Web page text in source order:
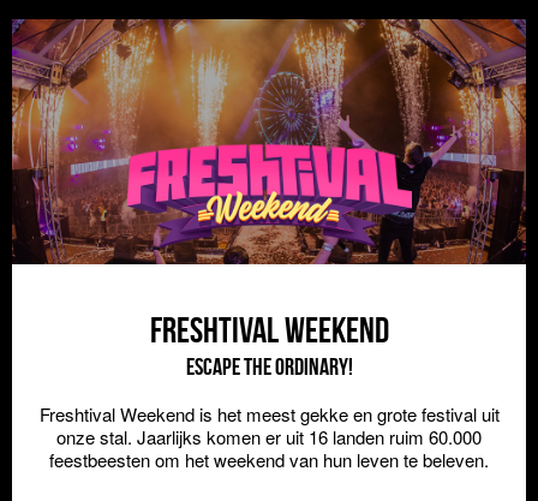
Freshtival Weekend
Escape the ordinary!
Freshtival Weekend is het meest gekke en grote festival uit
onze stal. Jaarlijks komen er uit 16 landen ruim 60.000
feestbeesten om het weekend van hun leven te beleven.